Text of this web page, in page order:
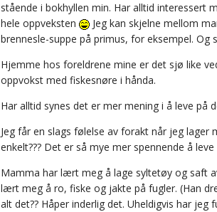
stående i bokhyllen min. Har alltid interessert
hele oppveksten
Jeg kan skjelne mellom
brennesle-suppe på primus, for eksempel.
Hjemme hos foreldrene mine er det sjø like
oppvokst med fiskesnøre i hånda.
Har alltid synes det er mer mening i å leve på
Jeg får en slags følelse av forakt når jeg lager
enkelt??? Det er så mye mer spennende å
Mamma har lært meg å lage syltetøy og saft
lært meg å ro, fiske og jakte på fugler. (Han
alt det?? Håper inderlig det. Uheldigvis har